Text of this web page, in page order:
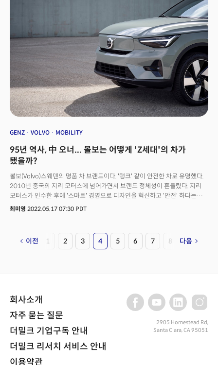
창출하는 투자를 했다. 노조에 속한 일자리다. 전 크라이슬러 스텔란티스도
비슷한 규모의 투자를 하고 있다. 인텔은 오하이오주에 2만 개의 컴퓨터 칩을
만드는 일자리를 창출하고 있다. 그러니 그의 달나라 여행에 행운을
빈다.”머스크는 기자 회견 이후 트위터에 “고맙습니다, 대통령님”이라는 역시
비아냥대는 느낌의 답을 남겼다. 이번 설전만 보면 머스크의 ‘1패’로 보일지도
모르겠다. 하지만 둘 사이의 설전은 상당히 오래된 싸움이다. 그리고
바이든에게 결코 유리하게 전개되고 있지 않다. 일개 기업의 CEO와 일국의
대통령이 싸운다니 한국의 정서로는 이해가 잘 안 갈수도 있겠다. 그러나 둘의
싸움은 매우 상징적이다. 그래서 들여다 보면 미국의 정계와 재계의 관계를
이해하는데 도움이 된다.
GENZ VOLVO MOBILITY
95년 역사, 中 오너... 볼보는 어떻게 'Z세대'의 차가
됐을까?
볼보(Volvo)스웨덴의 명품 차 브랜드이다. '탱크' 같이 안전한 차로 유명했다.
2010년 중국의 지리 모터스에 넘어가면서 브랜드 정체성이 흔들렸다. 지리
모터스가 인수한 후에 '스마트' 경영으로 디자인을 혁신하고 '안전' 하다는
인식이 퍼지면서 글로벌 판매량이 급증했다. 한국에서는 벤츠-BMW에 이어
3월엔 전통적 자동차 업계 출신 경영자가 아니라 전자기기 회사 다이슨 출신
짐 로완을 최고경영자(CEO)로 전격 영입하기도 했다. 짐 로완은 2012년
새로운 테크놀로지 혁신으로 빠르게 움직이는 자동차 업계에서 볼보의
수장으로 소비자 테크놀로지 경영 이력을 지닌 인물을 세웠다는 것은 주목할
만하다. 미래에 소프트웨어와 소비자 직접 판매가 점점 더 강조된다는 것을
상징한다. 지속가능성(Sustainability) 및 안전성을 유지해야하는 모빌리티
(Mobility) 산업에서 어떻게 새로운 기준을 확립하고 차세대 소비자 요구에
맞춘 제품을 디자인할 것인지에 대한 대담을 나눴다.그는 자동차 업계의
‘전동화’ 및 소프트웨어를 이용한 ‘스마트화'를 지속적으로 다루어야 할 큰
변화의 하나로 꼽았다. 또한 소비자 경영의 수장답게 미래의 주요 고객인
최미영 2022.05.17 07:30 PDT
이전 1 2 3 4 5 6 7 8 다음
회사소개
자주 묻는 질문
더밀크 기업구독 안내
더밀크 리서치 서비스 안내
이용약관
2905 Homestead Rd,
Santa Clara, CA 95051